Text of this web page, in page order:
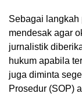
Sebagai langkah
mendesak agar
jurnalistik
hukum apabila
juga diminta
Prosedur (SOP)